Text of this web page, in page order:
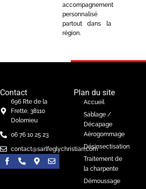
accompagnement
personnalisé
partout dans la
région.
Contact
696 Rte de la
Frette, 38110
Dolomieu
06 76 10 25 23
contact@sarlfeglychristian.com
Plan du site
Accueil
Sablage /
Décapage
Aérogommage
Désinsectisation
Traitement de
la charpente
Démoussage